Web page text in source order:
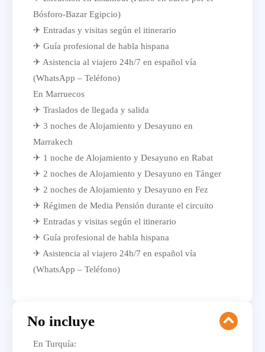
Bósforo-Bazar Egipcio)
✈ Entradas y visitas según el itinerario
✈ Guía profesional de habla hispana
✈ Asistencia al viajero 24h/7 en español vía
(WhatsApp – Teléfono)
En Marruecos
✈ Traslados de llegada y salida
✈ 3 noches de Alojamiento y Desayuno en
Marrakech
✈ 1 noche de Alojamiento y Desayuno en Rabat
✈ 2 noches de Alojamiento y Desayuno en Tánger
✈ 2 noches de Alojamiento y Desayuno en Fez
✈ Régimen de Media Pensión durante el circuito
✈ Entradas y visitas según el itinerario
✈ Guía profesional de habla hispana
✈ Asistencia al viajero 24h/7 en español vía
(WhatsApp – Teléfono)
No incluye
En Turquía: